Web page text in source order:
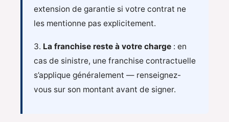
extension de garantie si votre contrat ne
les mentionne pas explicitement.
3. La franchise reste à votre charge: en
cas de sinistre, une franchise contractuelle
s’applique généralement — renseignez-
vous sur son montant avant de signer.